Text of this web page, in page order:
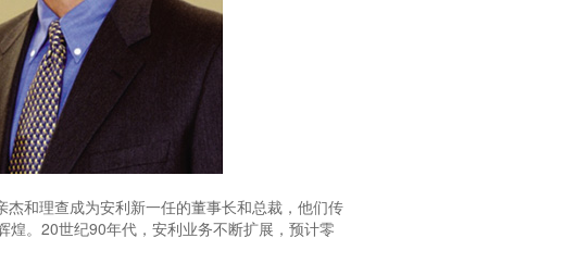
和理查成为安利新一任的董事长和总裁，他们传
。20世纪90年代，安利业务不断扩展，预计零